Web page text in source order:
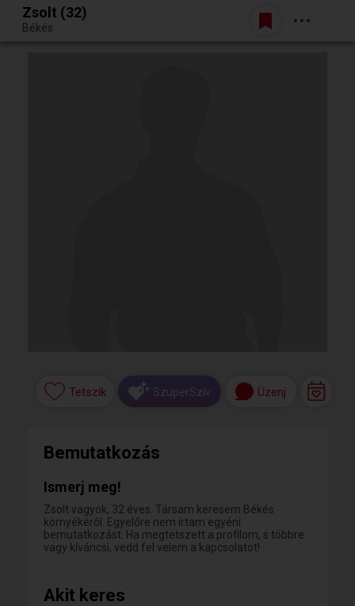
Egy jó randiból bármi lehet.
Belépés
Zsolt (32)
Békés
Tetszik SzuperSzív Üzenj
Bemutatkozás
Ismerj meg!
Zsolt vagyok, 32 éves. Társam keresem Békés
környékéről. Egyelőre nem írtam egyéni
bemutatkozást. Ha megtetszett a profilom, s többre
vagy kíváncsi, vedd fel velem a kapcsolatot!
Akit keres